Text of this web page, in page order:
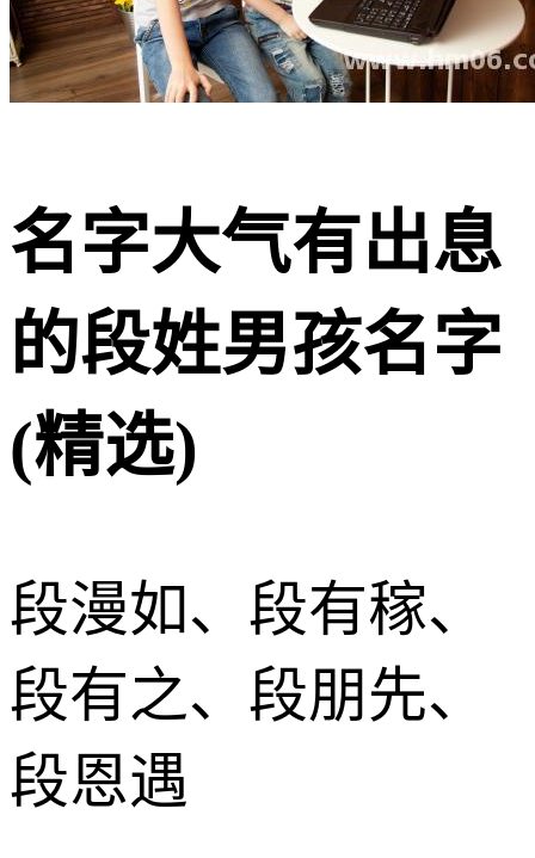
名字大气有出息
的段姓男孩名字
(精选)
段漫如、段有稼、
段有之、段朋先、
段恩遇